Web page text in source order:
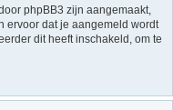
phpBB3 zijn aangemaakt,
ervoor dat je aangemeld wordt
dit heeft inschakeld, om te